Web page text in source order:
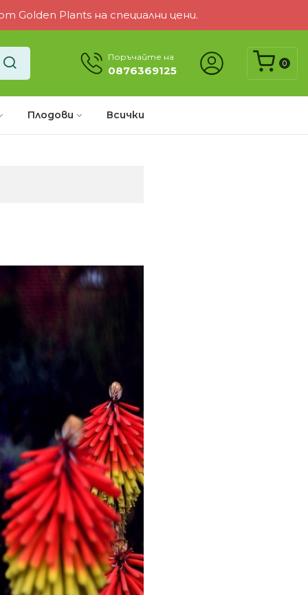
Golden Plants на специални цени.
Поръчайте на
0876369125
0
Плодови Всички